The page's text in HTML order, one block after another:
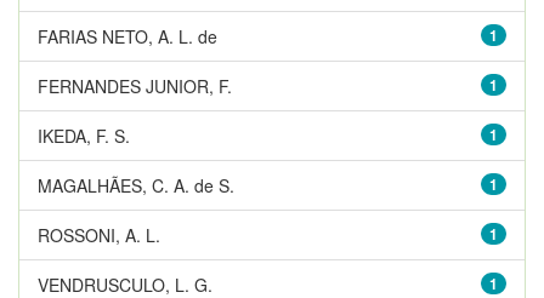
1
FARIAS NETO, A. L. de
1
FERNANDES JUNIOR, F.
1
IKEDA, F. S.
1
MAGALHÃES, C. A. de S.
1
ROSSONI, A. L.
1
VENDRUSCULO, L. G.